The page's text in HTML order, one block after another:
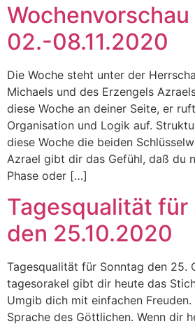
Wochenvorschau
02.-08.11.2020
Die Woche steht unter der
Michaels und des Erzengels
diese Woche an deiner Seite, er
Organisation und Logik auf.
diese Woche die beiden
Azrael gibt dir das Gefühl, daß du
Phase oder […]
Tagesqualität für
den 25.10.2020
Tagesqualität für Sonntag den 25.
tagesorakel gibt dir heute das
Umgib dich mit einfachen
Sprache des Göttlichen. Wenn dir